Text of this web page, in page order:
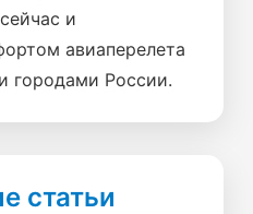
и
авиаперелета
городами России.
статьи